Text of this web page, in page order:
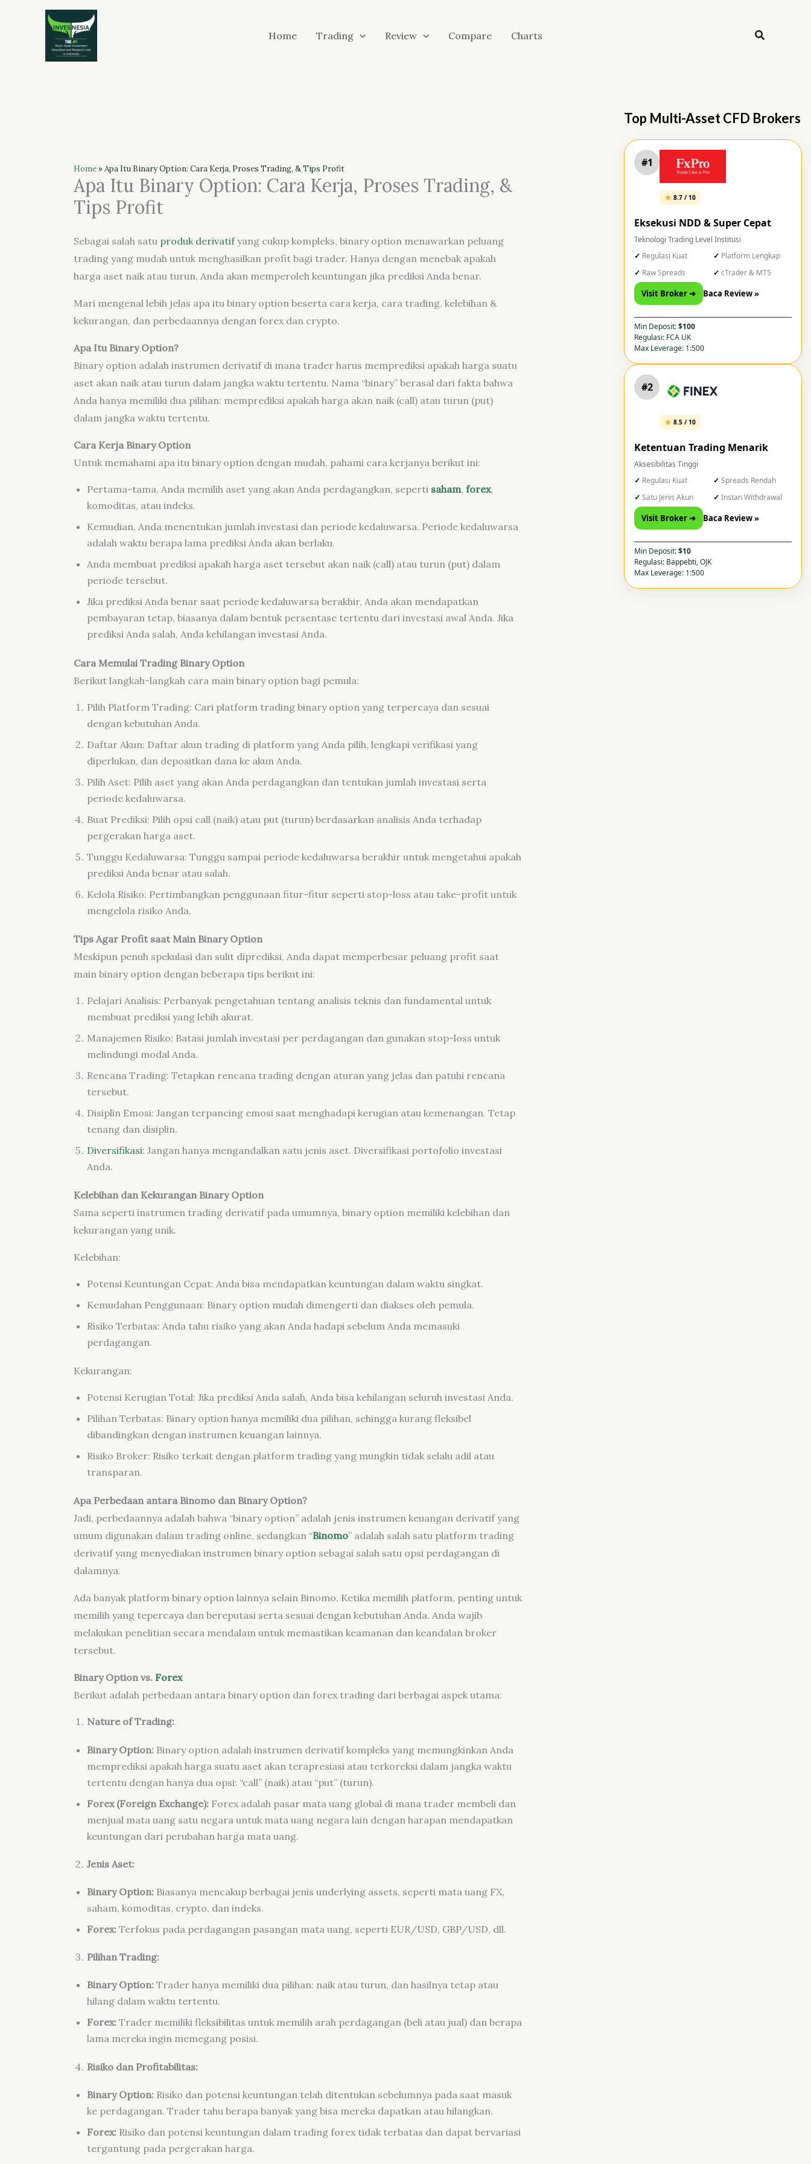
Home Trading Review Compare Charts Search
Home»Apa Itu Binary Option: Cara Kerja, Proses Trading, & Tips Profit
Apa Itu Binary Option: Cara Kerja, Proses Trading, &
Tips Profit
Sebagai salah satu produk derivatifyang cukup kompleks, binary option menawarkan peluang
trading yang mudah untuk menghasilkan profit bagi trader. Hanya dengan menebak apakah
harga aset naik atau turun, Anda akan memperoleh keuntungan jika prediksi Anda benar.
Mari mengenal lebih jelas apa itu binary option beserta cara kerja, cara trading, kelebihan &
kekurangan, dan perbedaannya dengan forex dan crypto.
Apa Itu Binary Option?
Binary option adalah instrumen derivatif di mana trader harus memprediksi apakah harga suatu
aset akan naik atau turun dalam jangka waktu tertentu. Nama “binary” berasal dari fakta bahwa
Anda hanya memiliki dua pilihan: memprediksi apakah harga akan naik (call) atau turun (put)
dalam jangka waktu tertentu.
Cara Kerja Binary Option
Untuk memahami apa itu binary option dengan mudah, pahami cara kerjanya berikut ini:
Pertama-tama, Anda memilih aset yang akan Anda perdagangkan, seperti saham, forex,
komoditas, atau indeks.
Kemudian, Anda menentukan jumlah investasi dan periode kedaluwarsa. Periode kedaluwarsa
adalah waktu berapa lama prediksi Anda akan berlaku.
Anda membuat prediksi apakah harga aset tersebut akan naik (call) atau turun (put) dalam
periode tersebut.
Jika prediksi Anda benar saat periode kedaluwarsa berakhir, Anda akan mendapatkan
pembayaran tetap, biasanya dalam bentuk persentase tertentu dari investasi awal Anda. Jika
prediksi Anda salah, Anda kehilangan investasi Anda.
Cara Memulai Trading Binary Option
Berikut langkah-langkah cara main binary option bagi pemula:
Pilih Platform Trading: Cari platform trading binary option yang terpercaya dan sesuai
dengan kebutuhan Anda.
Daftar Akun: Daftar akun trading di platform yang Anda pilih, lengkapi verifikasi yang
diperlukan, dan depositkan dana ke akun Anda.
Pilih Aset: Pilih aset yang akan Anda perdagangkan dan tentukan jumlah investasi serta
periode kedaluwarsa.
Buat Prediksi: Pilih opsi call (naik) atau put (turun) berdasarkan analisis Anda terhadap
pergerakan harga aset.
Tunggu Kedaluwarsa: Tunggu sampai periode kedaluwarsa berakhir untuk mengetahui apakah
prediksi Anda benar atau salah.
Kelola Risiko: Pertimbangkan penggunaan fitur-fitur seperti stop-loss atau take-profit untuk
mengelola risiko Anda.
Tips Agar Profit saat Main Binary Option
Meskipun penuh spekulasi dan sulit diprediksi, Anda dapat memperbesar peluang profit saat
main binary option dengan beberapa tips berikut ini:
Pelajari Analisis: Perbanyak pengetahuan tentang analisis teknis dan fundamental untuk
membuat prediksi yang lebih akurat.
Manajemen Risiko: Batasi jumlah investasi per perdagangan dan gunakan stop-loss untuk
melindungi modal Anda.
Rencana Trading: Tetapkan rencana trading dengan aturan yang jelas dan patuhi rencana
tersebut.
Disiplin Emosi: Jangan terpancing emosi saat menghadapi kerugian atau kemenangan. Tetap
tenang dan disiplin.
Diversifikasi: Jangan hanya mengandalkan satu jenis aset. Diversifikasi portofolio investasi
Anda.
Kelebihan dan Kekurangan Binary Option
Sama seperti instrumen trading derivatif pada umumnya, binary option memiliki kelebihan dan
kekurangan yang unik.
Kelebihan:
Potensi Keuntungan Cepat: Anda bisa mendapatkan keuntungan dalam waktu singkat.
Kemudahan Penggunaan: Binary option mudah dimengerti dan diakses oleh pemula.
Risiko Terbatas: Anda tahu risiko yang akan Anda hadapi sebelum Anda memasuki
perdagangan.
Kekurangan:
Potensi Kerugian Total: Jika prediksi Anda salah, Anda bisa kehilangan seluruh investasi Anda.
Pilihan Terbatas: Binary option hanya memiliki dua pilihan, sehingga kurang fleksibel
dibandingkan dengan instrumen keuangan lainnya.
Risiko Broker: Risiko terkait dengan platform trading yang mungkin tidak selalu adil atau
transparan.
Apa Perbedaan antara Binomo dan Binary Option?
Jadi, perbedaannya adalah bahwa “binary option” adalah jenis instrumen keuangan derivatif yang
umum digunakan dalam trading online, sedangkan “Binomo” adalah salah satu platform trading
derivatif yang menyediakan instrumen binary option sebagai salah satu opsi perdagangan di
dalamnya.
Ada banyak platform binary option lainnya selain Binomo. Ketika memilih platform, penting untuk
memilih yang tepercaya dan bereputasi serta sesuai dengan kebutuhan Anda. Anda wajib
melakukan penelitian secara mendalam untuk memastikan keamanan dan keandalan broker
tersebut.
Binary Option vs. Forex
Berikut adalah perbedaan antara binary option dan forex trading dari berbagai aspek utama:
Nature of Trading:
Binary Option:Binary option adalah instrumen derivatif kompleks yang memungkinkan Anda
memprediksi apakah harga suatu aset akan terapresiasi atau terkoreksi dalam jangka waktu
tertentu dengan hanya dua opsi: “call” (naik) atau “put” (turun).
Forex (Foreign Exchange):Forex adalah pasar mata uang global di mana trader membeli dan
menjual mata uang satu negara untuk mata uang negara lain dengan harapan mendapatkan
keuntungan dari perubahan harga mata uang.
Jenis Aset:
Binary Option:Biasanya mencakup berbagai jenis underlying assets, seperti mata uang FX,
saham, komoditas, crypto, dan indeks.
Forex:Terfokus pada perdagangan pasangan mata uang, seperti EUR/USD, GBP/USD, dll.
Pilihan Trading:
Binary Option:Trader hanya memiliki dua pilihan: naik atau turun, dan hasilnya tetap atau
hilang dalam waktu tertentu.
Forex:Trader memiliki fleksibilitas untuk memilih arah perdagangan (beli atau jual) dan berapa
lama mereka ingin memegang posisi.
Risiko dan Profitabilitas:
Binary Option:Risiko dan potensi keuntungan telah ditentukan sebelumnya pada saat masuk
ke perdagangan. Trader tahu berapa banyak yang bisa mereka dapatkan atau hilangkan.
Forex:Risiko dan potensi keuntungan dalam trading forex tidak terbatas dan dapat bervariasi
tergantung pada pergerakan harga.
Top Multi-Asset CFD Brokers
#1
8.7 / 10
Eksekusi NDD & Super Cepat
Teknologi Trading Level Institusi
Regulasi Kuat
Platform Lengkap
Raw Spreads
cTrader & MT5
Visit Broker ➜ Baca Review »
Min Deposit:$100
Regulasi: FCA UK
Max Leverage: 1:500
#2
8.5 / 10
Ketentuan Trading Menarik
Aksesibilitas Tinggi
Regulasi Kuat
Spreads Rendah
Satu Jenis Akun
Instan Withdrawal
Visit Broker ➜ Baca Review »
Min Deposit:$10
Regulasi: Bappebti, OJK
Max Leverage: 1:500